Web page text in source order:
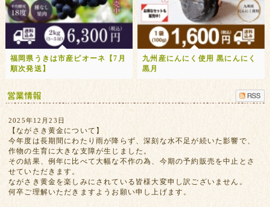
福岡県うきは市産ピオーネ【7月
順次発送】
九州産にんにく使用 黒にんにく
黒月
2025年12月23日
【ながさき黄金について】
今年度は長期間にわたり雨が降らず、深刻な水不足が続いた影響で、
作物の生育に大きな支障が生じました。
その結果、例年に比べて大幅な不作の為、今期の予約販売を中止とさ
せていただきます。
ながさき黄金を楽しみにされている皆様大変申し訳ございません。
何卒ご理解いただきますようお願い申し上げます。